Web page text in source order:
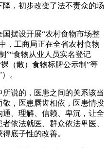
，初步改变了法不责众的场
摆设开展“农村食物市场整
，工商局正在全省农村食物
”“食物从业人员实名登记
（散）食物标牌公示制”等
。
说的，医患之间的关系该当
，医患唇齿相依，医患情投
、理解、信赖、卑沉，让全
依法就医、群众依法卑医、
底子性的改善。